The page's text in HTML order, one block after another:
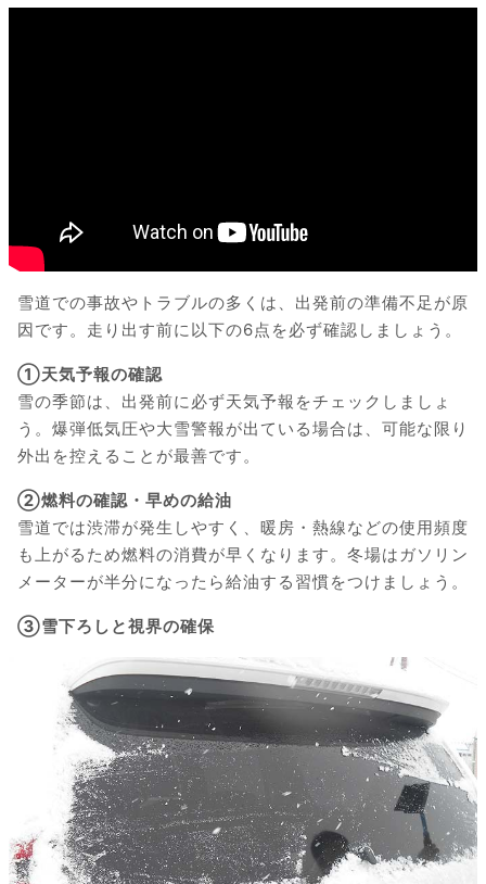
雪道での事故やトラブルの多くは、出発前の準備不足が原
因です。走り出す前に以下の6点を必ず確認しましょう。
①天気予報の確認
雪の季節は、出発前に必ず天気予報をチェックしましょ
う。爆弾低気圧や大雪警報が出ている場合は、可能な限り
外出を控えることが最善です。
②燃料の確認・早めの給油
雪道では渋滞が発生しやすく、暖房・熱線などの使用頻度
も上がるため燃料の消費が早くなります。冬場はガソリン
メーターが半分になったら給油する習慣をつけましょう。
③雪下ろしと視界の確保